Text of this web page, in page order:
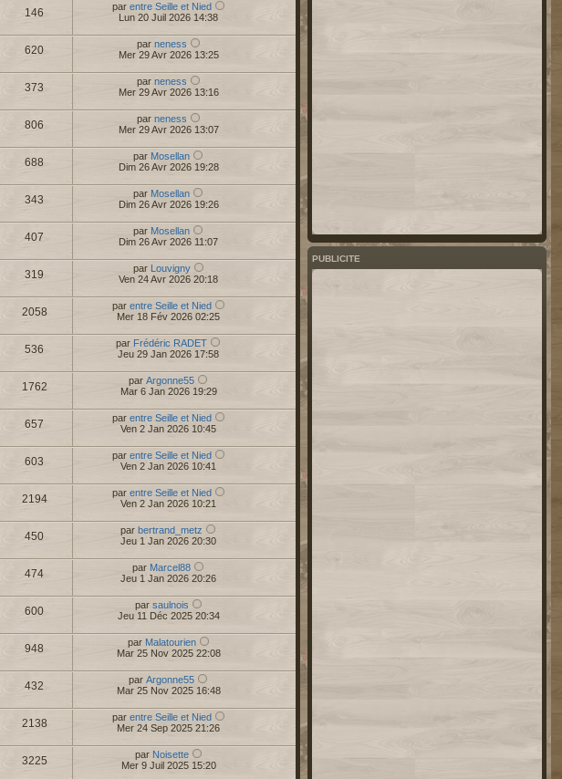
146 par entre Seille et Nied
Lun 20 Juil 2026 14:38
620 par neness
Mer 29 Avr 2026 13:25
373 par neness
Mer 29 Avr 2026 13:16
806 par neness
Mer 29 Avr 2026 13:07
688 par Mosellan
Dim 26 Avr 2026 19:28
343 par Mosellan
Dim 26 Avr 2026 19:26
407 par Mosellan
Dim 26 Avr 2026 11:07
319 par Louvigny
Ven 24 Avr 2026 20:18
2058 par entre Seille et Nied
Mer 18 Fév 2026 02:25
536 par Frédéric RADET
Jeu 29 Jan 2026 17:58
1762 parArgonne55
Mar 6 Jan 2026 19:29
657 par entre Seille et Nied
Ven 2 Jan 2026 10:45
603 par entre Seille et Nied
Ven 2 Jan 2026 10:41
2194 par entre Seille et Nied
Ven 2 Jan 2026 10:21
450 parbertrand_metz
Jeu 1 Jan 2026 20:30
474 par Marcel88
Jeu 1 Jan 2026 20:26
600 par saulnois
Jeu 11 Déc 2025 20:34
948 par Malatourien
Mar 25 Nov 2025 22:08
432 parArgonne55
Mar 25 Nov 2025 16:48
2138 par entre Seille et Nied
Mer 24 Sep 2025 21:26
3225 par Noisette
Mer 9 Juil 2025 15:20
PUBLICITE